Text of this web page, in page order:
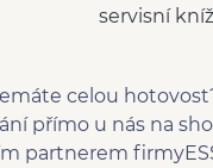
servisní
celou
přímo u nás na
partnerem